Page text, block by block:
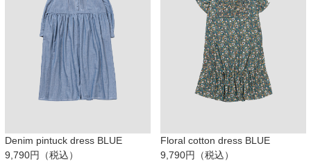
Denim pintuck dress BLUE
9,790円（税込）
Floral cotton dress BLUE
9,790円（税込）